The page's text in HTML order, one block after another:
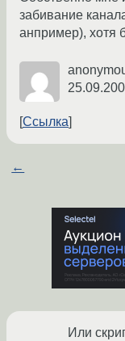
забивание
анпример), хотя
Ссылка
←
Или